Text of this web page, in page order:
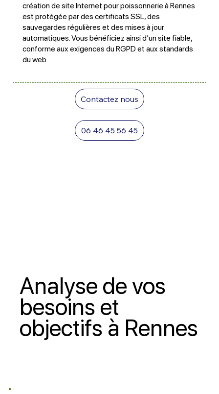
création de site Internet pour poissonnerie à Rennes
est protégée par des certificats SSL, des
sauvegardes régulières et des mises à jour
automatiques. Vous bénéficiez ainsi d’un site fiable,
conforme aux exigences du RGPD et aux standards
du web.
Contactez nous
06 46 45 56 45
Analyse de vos
besoins et
objectifs à Rennes